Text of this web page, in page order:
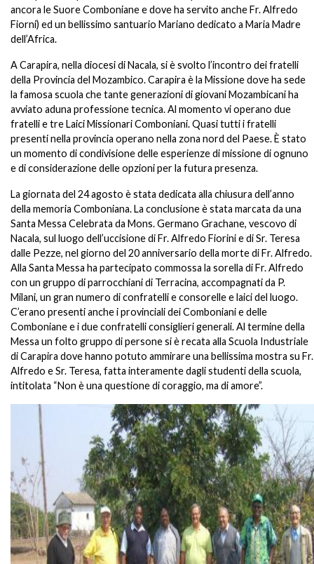
ancora le Suore Comboniane e dove ha servito anche Fr. Alfredo
Fiorni) ed un bellissimo santuario Mariano dedicato a Maria Madre
dell’Africa.
A Carapira, nella diocesi di Nacala, si è svolto l’incontro dei fratelli
della Provincia del Mozambico. Carapira è la Missione dove ha sede
la famosa scuola che tante generazioni di giovani Mozambicani ha
avviato aduna professione tecnica. Al momento vi operano due
fratelli e tre Laici Missionari Comboniani. Quasi tutti i fratelli
presenti nella provincia operano nella zona nord del Paese. È stato
un momento di condivisione delle esperienze di missione di ognuno
e di considerazione delle opzioni per la futura presenza.
La giornata del 24 agosto è stata dedicata alla chiusura dell’anno
della memoria Comboniana. La conclusione è stata marcata da una
Santa Messa Celebrata da Mons. Germano Grachane, vescovo di
Nacala, sul luogo dell’uccisione di Fr. Alfredo Fiorini e di Sr. Teresa
dalle Pezze, nel giorno del 20 anniversario della morte di Fr. Alfredo.
Alla Santa Messa ha partecipato commossa la sorella di Fr. Alfredo
con un gruppo di parrocchiani di Terracina, accompagnati da P.
Milani, un gran numero di confratelli e consorelle e laici del luogo.
C’erano presenti anche i provinciali dei Comboniani e delle
Comboniane e i due confratelli consiglieri generali. Al termine della
Messa un folto gruppo di persone si è recata alla Scuola Industriale
di Carapira dove hanno potuto ammirare una bellissima mostra su Fr.
Alfredo e Sr. Teresa, fatta interamente dagli studenti della scuola,
intitolata “Non è una questione di coraggio, ma di amore”.